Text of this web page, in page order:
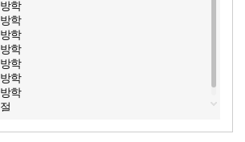
학
학
학
학
학
학
학